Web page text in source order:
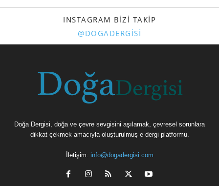
INSTAGRAM BIZI TAKIP
@DOGADERGISI
Doğa Dergisi, doğa ve çevre sevgisini aşılamak, çevresel sorunlara
dikkat çekmek amacıyla oluşturulmuş e-dergi platformu.
İletişim: info@dogadergisi.com